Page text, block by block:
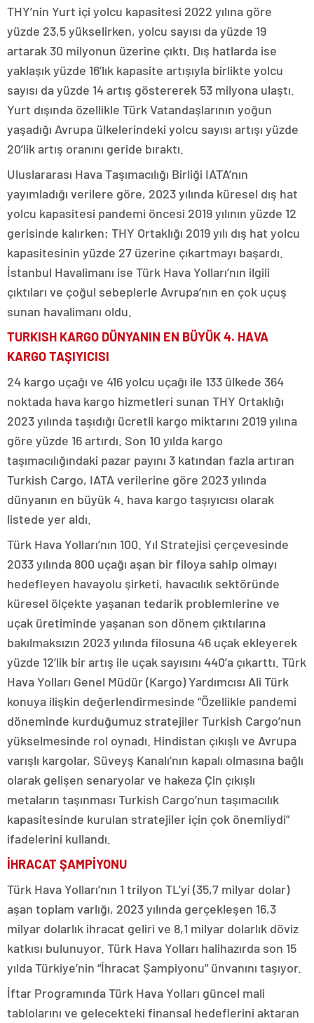
THY’nin Yurt içi yolcu kapasitesi 2022 yılına göre
yüzde 23,5 yükselirken, yolcu sayısı da yüzde 19
artarak 30 milyonun üzerine çıktı. Dış hatlarda ise
yaklaşık yüzde 16’lık kapasite artışıyla birlikte yolcu
sayısı da yüzde 14 artış göstererek 53 milyona ulaştı.
Yurt dışında özellikle Türk Vatandaşlarının yoğun
yaşadığı Avrupa ülkelerindeki yolcu sayısı artışı yüzde
20’lik artış oranını geride bıraktı.
Uluslararası Hava Taşımacılığı Birliği IATA’nın
yayımladığı verilere göre, 2023 yılında küresel dış hat
yolcu kapasitesi pandemi öncesi 2019 yılının yüzde 12
gerisinde kalırken; THY Ortaklığı 2019 yılı dış hat yolcu
kapasitesinin yüzde 27 üzerine çıkartmayı başardı.
İstanbul Havalimanı ise Türk Hava Yolları’nın ilgili
çıktıları ve çoğul sebeplerle Avrupa’nın en çok uçuş
sunan havalimanı oldu.
TURKISH KARGO DÜNYANIN EN BÜYÜK 4. HAVA
KARGO TAŞIYICISI
24 kargo uçağı ve 416 yolcu uçağı ile 133 ülkede 364
noktada hava kargo hizmetleri sunan THY Ortaklığı
2023 yılında taşıdığı ücretli kargo miktarını 2019 yılına
göre yüzde 16 artırdı. Son 10 yılda kargo
taşımacılığındaki pazar payını 3 katından fazla artıran
Turkish Cargo, IATA verilerine göre 2023 yılında
dünyanın en büyük 4. hava kargo taşıyıcısı olarak
listede yer aldı.
Türk Hava Yolları’nın 100. Yıl Stratejisi çerçevesinde
2033 yılında 800 uçağı aşan bir filoya sahip olmayı
hedefleyen havayolu şirketi, havacılık sektöründe
küresel ölçekte yaşanan tedarik problemlerine ve
uçak üretiminde yaşanan son dönem çıktılarına
bakılmaksızın 2023 yılında filosuna 46 uçak ekleyerek
yüzde 12’lik bir artış ile uçak sayısını 440’a çıkarttı. Türk
Hava Yolları Genel Müdür (Kargo) Yardımcısı Ali Türk
konuya ilişkin değerlendirmesinde “Özellikle pandemi
döneminde kurduğumuz stratejiler Turkish Cargo’nun
yükselmesinde rol oynadı. Hindistan çıkışlı ve Avrupa
varışlı kargolar, Süveyş Kanalı’nın kapalı olmasına bağlı
olarak gelişen senaryolar ve hakeza Çin çıkışlı
metaların taşınması Turkish Cargo’nun taşımacılık
kapasitesinde kurulan stratejiler için çok önemliydi”
ifadelerini kullandı.
İHRACAT ŞAMPİYONU
Türk Hava Yolları’nın 1 trilyon TL’yi (35,7 milyar dolar)
aşan toplam varlığı, 2023 yılında gerçekleşen 16,3
milyar dolarlık ihracat geliri ve 8,1 milyar dolarlık döviz
katkısı bulunuyor. Türk Hava Yolları halihazırda son 15
yılda Türkiye’nin “İhracat Şampiyonu” ünvanını taşıyor.
İftar Programında Türk Hava Yolları güncel mali
tablolarını ve gelecekteki finansal hedeflerini aktaran